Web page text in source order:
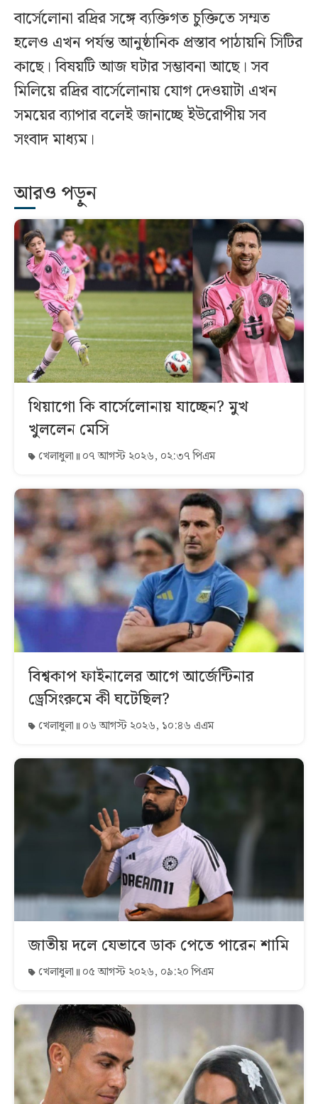
বার্সেলোনা রদ্রির সঙ্গে ব্যক্তিগত চুক্তিতে সম্মত
হলেও এখন পর্যন্ত আনুষ্ঠানিক প্রস্তাব পাঠায়নি সিটির
কাছে। বিষয়টি আজ ঘটার সম্ভাবনা আছে। সব
মিলিয়ে রদ্রির বার্সেলোনায় যোগ দেওয়াটা এখন
সময়ের ব্যাপার বলেই জানাচ্ছে ইউরোপীয় সব
সংবাদ মাধ্যম।
আরও পড়ুন
থিয়াগো কি বার্সেলোনায় যাচ্ছেন? মুখ
খুললেন মেসি
খেলাধুলা ০৭ আগস্ট ২০২৬, ০২:৩৭ পিএম
বিশ্বকাপ ফাইনালের আগে আর্জেন্টিনার
ড্রেসিংরুমে কী ঘটেছিল?
খেলাধুলা ০৬ আগস্ট ২০২৬, ১০:৪৬ এএম
জাতীয় দলে যেভাবে ডাক পেতে পারেন শামি
খেলাধুলা ০৫ আগস্ট ২০২৬, ০৯:২০ পিএম